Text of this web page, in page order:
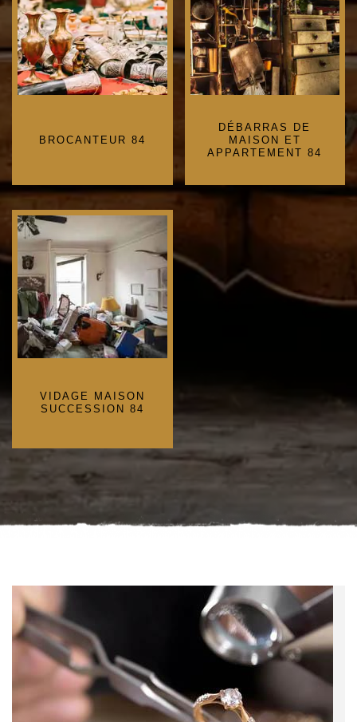
BROCANTEUR 84
DÉBARRAS DE
MAISON ET
APPARTEMENT 84
VIDAGE MAISON
SUCCESSION 84